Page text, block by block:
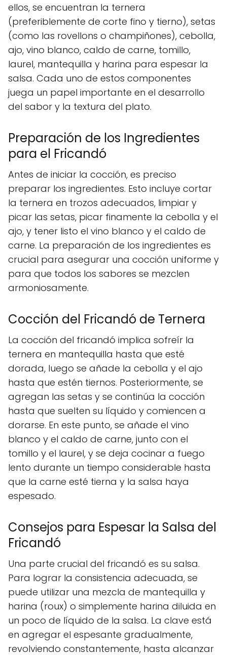
ellos, se encuentran la ternera
(preferiblemente de corte fino y tierno), setas
(como las rovellons o champiñones), cebolla,
ajo, vino blanco, caldo de carne, tomillo,
laurel, mantequilla y harina para espesar la
salsa. Cada uno de estos componentes
juega un papel importante en el desarrollo
del sabor y la textura del plato.
Preparación de los Ingredientes
para el Fricandó
Antes de iniciar la cocción, es preciso
preparar los ingredientes. Esto incluye cortar
la ternera en trozos adecuados, limpiar y
picar las setas, picar finamente la cebolla y el
ajo, y tener listo el vino blanco y el caldo de
carne. La preparación de los ingredientes es
crucial para asegurar una cocción uniforme y
para que todos los sabores se mezclen
armoniosamente.
Cocción del Fricandó de Ternera
La cocción del fricandó implica sofreír la
ternera en mantequilla hasta que esté
dorada, luego se añade la cebolla y el ajo
hasta que estén tiernos. Posteriormente, se
agregan las setas y se continúa la cocción
hasta que suelten su líquido y comiencen a
dorarse. En este punto, se añade el vino
blanco y el caldo de carne, junto con el
tomillo y el laurel, y se deja cocinar a fuego
lento durante un tiempo considerable hasta
que la carne esté tierna y la salsa haya
espesado.
Consejos para Espesar la Salsa del
Fricandó
Una parte crucial del fricandó es su salsa.
Para lograr la consistencia adecuada, se
puede utilizar una mezcla de mantequilla y
harina (roux) o simplemente harina diluida en
un poco de líquido de la salsa. La clave está
en agregar el espesante gradualmente,
revolviendo constantemente, hasta alcanzar